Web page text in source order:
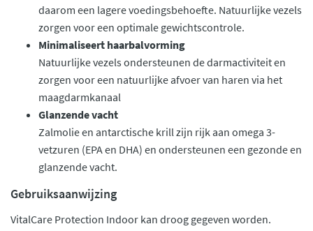
daarom een lagere voedingsbehoefte. Natuurlijke vezels
zorgen voor een optimale gewichtscontrole.
Minimaliseert haarbalvorming
Natuurlijke vezels ondersteunen de darmactiviteit en
zorgen voor een natuurlijke afvoer van haren via het
maagdarmkanaal
Glanzende vacht
Zalmolie en antarctische krill zijn rijk aan omega 3-
vetzuren (EPA en DHA) en ondersteunen een gezonde en
glanzende vacht.
Gebruiksaanwijzing
VitalCare Protection Indoor kan droog gegeven worden.